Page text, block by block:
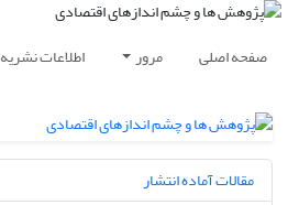
صفحه اصلی مرور اطلاعات نشریه
مقالات آماده انتشار